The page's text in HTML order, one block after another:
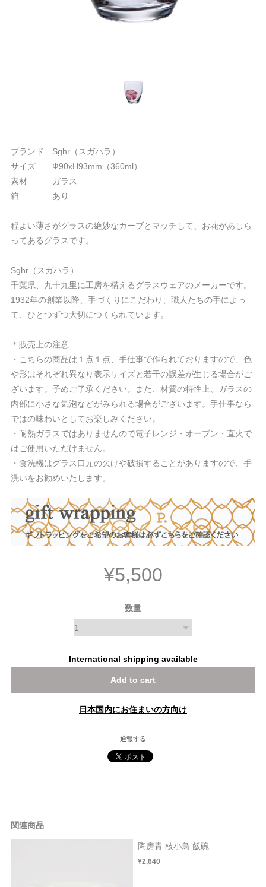
ブランド Sghr（スガハラ）
サイズ Ф90xH93mm（360ml）
素材 ガラス
箱 あり
程よい薄さがグラスの絶妙なカーブとマッチして、お花があしら
ってあるグラスです。
Sghr（スガハラ）
千葉県、九十九里に工房を構えるグラスウェアのメーカーです。
1932年の創業以降、手づくりにこだわり、職人たちの手によっ
て、ひとつずつ大切につくられています。
＊販売上の注意
・こちらの商品は１点１点、手仕事で作られておりますので、色
や形はそれぞれ異なり表示サイズと若干の誤差が生じる場合がご
ざいます。予めご了承ください。また、材質の特性上、ガラスの
内部に小さな気泡などがみられる場合がございます。手仕事なら
ではの味わいとしてお楽しみください。
・耐熱ガラスではありませんので電子レンジ・オーブン・直火で
はご使用いただけません。
・食洗機はグラス口元の欠けや破損することがありますので、手
洗いをお勧めいたします。
¥5,500
数量
International shipping available
Add to cart
日本国内にお住まいの方向け
通報する
関連商品
陶房青 枝小鳥 飯碗
¥2,640